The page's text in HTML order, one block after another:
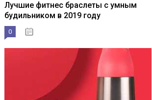
Лучшие фитнес браслеты с умным
будильником в 2019 году
0